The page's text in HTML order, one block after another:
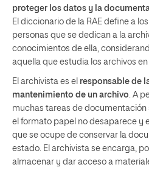
proteger los datos y la
El diccionario de la RAE define a
personas que se dedican a la
conocimientos de ella,
aquella que estudia los archivos
El archivista es el responsable de
mantenimiento de un archivo . A
muchas tareas de documentación
el formato papel no desaparece y
que se ocupe de conservar la
estado. El archivista se encarga,
almacenar y dar acceso a